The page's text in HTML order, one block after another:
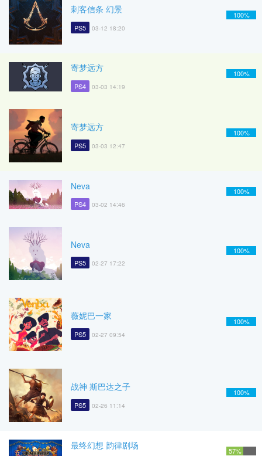
刺客信条 幻景
PS5 03-12 18:20
100%
寄梦远方
PS4 03-03 14:19
100%
寄梦远方
PS5 03-03 12:47
100%
Neva
PS4 03-02 14:46
100%
Neva
PS5 02-27 17:22
100%
薇妮巴一家
PS5 02-27 09:54
100%
战神 斯巴达之子
PS5 02-26 11:14
100%
最终幻想 韵律剧场 57%